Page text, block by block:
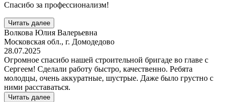
Спасибо за профессионализм!
Читать далее
Волкова Юлия Валерьевна
Московская обл., г. Домодедово
28.07.2025
Огромное спасибо нашей строительной бригаде во главе с
Сергеем! Сделали работу быстро, качественно. Ребята
молодцы, очень аккуратные, шустрые. Даже было грустно с
ними расставаться.
Читать далее